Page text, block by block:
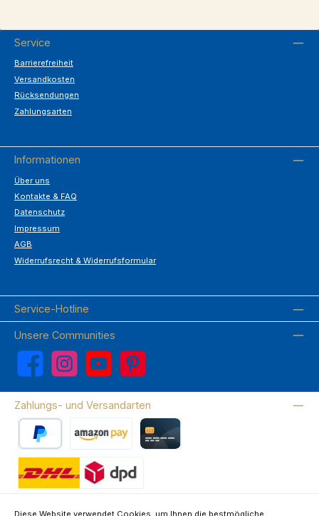
Service
Barrierefreiheit
Versandkosten
Rücksendungen
Zahlungsarten
Informationen
Über uns
Kontakte & FAQ
Datenschutz
Impressum
AGB
Widerrufsrecht & Widerrufsformular
Service-Hotline
Unsere Communities
Facebook Instagram YouTube Pinterest
Zahlungs- und Versandarten
Diese Website verwendet Cookies, um Ihnen die bestmögliche